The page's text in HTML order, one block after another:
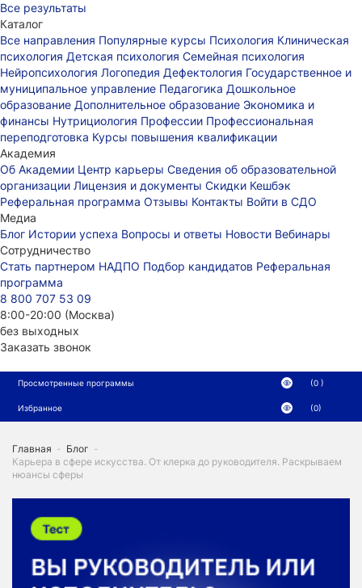
Все результаты
Каталог
Все направления Популярные курсы Психология Клиническая
психология Детская психология Семейная психология
Нейропсихология Логопедия Дефектология Государственное и
муниципальное управление Педагогика Дошкольное
образование Дополнительное образование Экономика и
финансы Нутрициология Профессии Профессиональная
переподготовка Курсы повышения квалификации
Академия
Об Академии Центр карьеры Сведения об образовательной
организации Лицензия и документы Скидки Кешбэк
Реферальная программа Отзывы Контакты Войти в СДО
Медиа
Блог Истории успеха Вопросы и ответы Новости Вебинары
Сотрудничество
Стать партнером НАДПО Подбор кандидатов Реферальная
программа
8 800 707 53 09
8:00-20:00 (Москва)
без выходных
Заказать звонок
Просмотренные программы (0 )
Избранное (0)
Главная - Блог -
Карьера в сфере искусства. От клерка до руководителя. Раскрываем
нюансы сферы